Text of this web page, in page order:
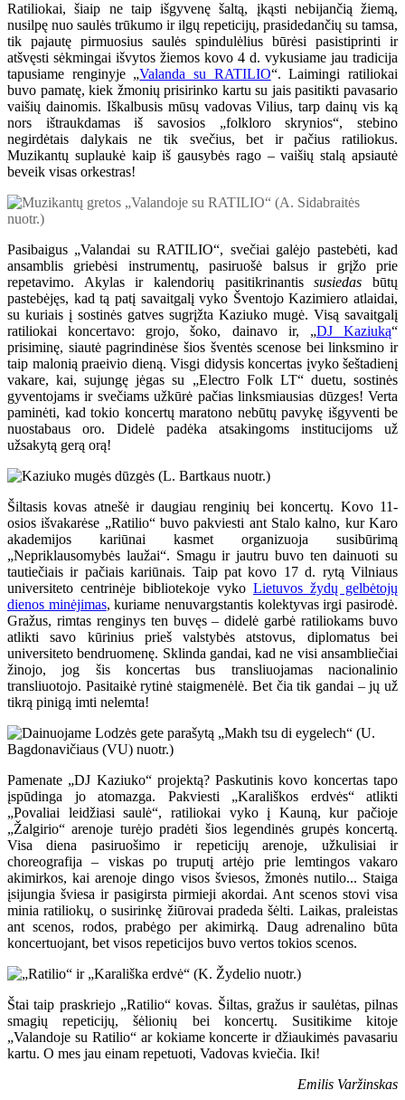
Ratiliokai, šiaip ne taip išgyvenę šaltą, įkąsti nebijančią žiemą,
nusilpę nuo saulės trūkumo ir ilgų repeticijų, prasidedančių su tamsa,
tik pajautę pirmuosius saulės spindulėlius būrėsi pasistiprinti ir
atšvęsti sėkmingai išvytos žiemos kovo 4 d. vykusiame jau tradicija
tapusiame renginyje „Valanda su RATILIO“. Laimingi ratiliokai
buvo pamatę, kiek žmonių prisirinko kartu su jais pasitikti pavasario
vaišių dainomis. Iškalbusis mūsų vadovas Vilius, tarp dainų vis ką
nors ištraukdamas iš savosios „folkloro skrynios“, stebino
negirdėtais dalykais ne tik svečius, bet ir pačius ratiliokus.
Muzikantų suplaukė kaip iš gausybės rago – vaišių stalą apsiautė
beveik visas orkestras!
Pasibaigus „Valandai su RATILIO“, svečiai galėjo pastebėti, kad
ansamblis griebėsi instrumentų, pasiruošė balsus ir grįžo prie
repetavimo. Akylas ir kalendorių pasitikrinantissusiedasbūtų
pastebėjęs, kad tą patį savaitgalį vyko Šventojo Kazimiero atlaidai,
su kuriais į sostinės gatves sugrįžta Kaziuko mugė. Visą savaitgalį
ratiliokai koncertavo: grojo, šoko, dainavo ir, „DJ Kaziuką“
prisiminę, siautė pagrindinėse šios šventės scenose bei linksmino ir
taip malonią praeivio dieną. Visgi didysis koncertas įvyko šeštadienį
vakare, kai, sujungę jėgas su „Electro Folk LT“ duetu, sostinės
gyventojams ir svečiams užkūrė pačias linksmiausias dūzges! Verta
paminėti, kad tokio koncertų maratono nebūtų pavykę išgyventi be
nuostabaus oro. Didelė padėka atsakingoms institucijoms už
užsakytą gerą orą!
Šiltasis kovas atnešė ir daugiau renginių bei koncertų. Kovo 11-
osios išvakarėse „Ratilio“ buvo pakviesti ant Stalo kalno, kur Karo
akademijos kariūnai kasmet organizuoja susibūrimą
„Nepriklausomybės laužai“. Smagu ir jautru buvo ten dainuoti su
tautiečiais ir pačiais kariūnais. Taip pat kovo 17 d. rytą Vilniaus
universiteto centrinėje bibliotekoje vyko Lietuvos žydų gelbėtojų
dienos minėjimas, kuriame nenuvargstantis kolektyvas irgi pasirodė.
Gražus, rimtas renginys ten buvęs – didelė garbė ratiliokams buvo
atlikti savo kūrinius prieš valstybės atstovus, diplomatus bei
universiteto bendruomenę. Sklinda gandai, kad ne visi ansambliečiai
žinojo, jog šis koncertas bus transliuojamas nacionalinio
transliuotojo. Pasitaikė rytinė staigmenėlė. Bet čia tik gandai – jų už
tikrą pinigą imti nelemta!
Pamenate „DJ Kaziuko“ projektą? Paskutinis kovo koncertas tapo
įspūdinga jo atomazga. Pakviesti „Karališkos erdvės“ atlikti
„Povaliai leidžiasi saulė“, ratiliokai vyko į Kauną, kur pačioje
„Žalgirio“ arenoje turėjo pradėti šios legendinės grupės koncertą.
Visa diena pasiruošimo ir repeticijų arenoje, užkulisiai ir
choreografija – viskas po truputį artėjo prie lemtingos vakaro
akimirkos, kai arenoje dingo visos šviesos, žmonės nutilo... Staiga
įsijungia šviesa ir pasigirsta pirmieji akordai. Ant scenos stovi visa
minia ratiliokų, o susirinkę žiūrovai pradeda šėlti. Laikas, praleistas
ant scenos, rodos, prabėgo per akimirką. Daug adrenalino būta
koncertuojant, bet visos repeticijos buvo vertos tokios scenos.
Štai taip praskriejo „Ratilio“ kovas. Šiltas, gražus ir saulėtas, pilnas
smagių repeticijų, šėlionių bei koncertų. Susitikime kitoje
„Valandoje su Ratilio“ ar kokiame koncerte ir džiaukimės pavasariu
kartu. O mes jau einam repetuoti, Vadovas kviečia. Iki!
Emilis Varžinskas